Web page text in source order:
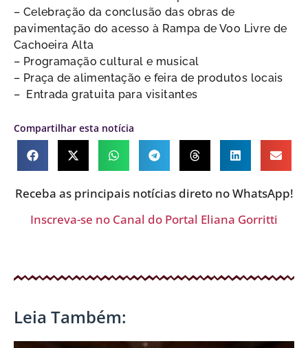
– Celebração da conclusão das obras de
pavimentação do acesso à Rampa de Voo Livre de
Cachoeira Alta
– Programação cultural e musical
– Praça de alimentação e feira de produtos locais
– Entrada gratuita para visitantes
Compartilhar esta notícia
Receba as principais notícias direto no WhatsApp!
Inscreva-se no Canal do Portal Eliana Gorritti
Leia Também: